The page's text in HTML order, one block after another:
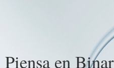
Piensa en